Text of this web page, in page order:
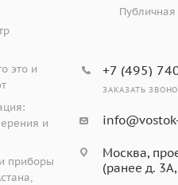
толщинометрии
традиционных
Толщиномер EM4000
обработки данных,
металла, наличие
снизить человеческий
это и
и
приборы
+7 (495)
ЗАКАЗАТЬ
Москва,
(ранее д.